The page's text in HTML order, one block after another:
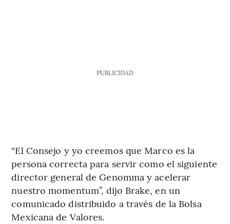
PUBLICIDAD
“El Consejo y yo creemos que Marco es la
persona correcta para servir como el siguiente
director general de Genomma y acelerar
nuestro momentum”, dijo Brake, en un
comunicado distribuido a través de la Bolsa
Mexicana de Valores.